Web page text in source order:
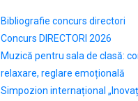
Bibliografie concurs directori
Concurs DIRECTORI 2026
Muzică pentru sala de clasă:
relaxare, reglare emoțională
Simpozion internațional